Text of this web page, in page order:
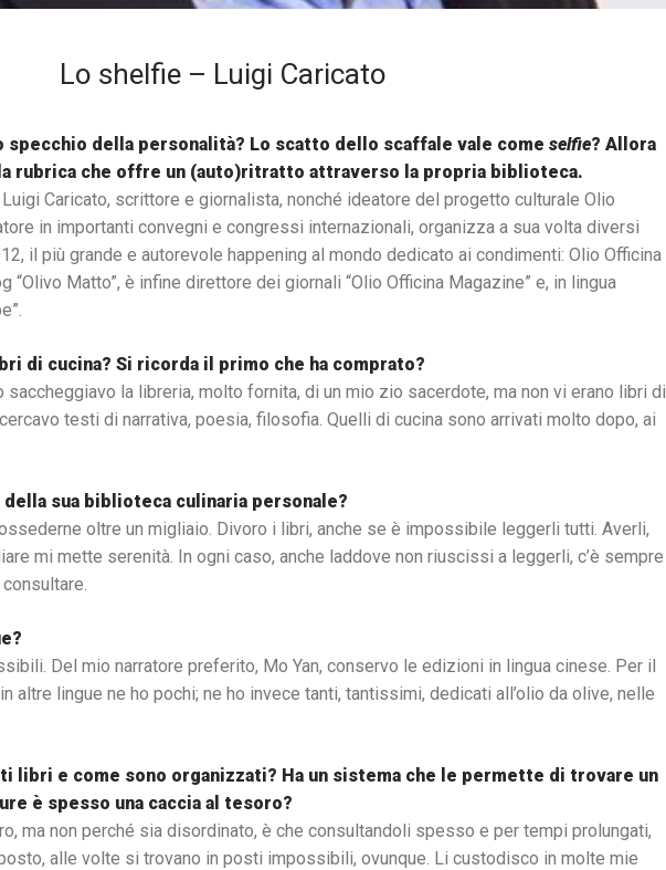
Lo shelfie – Luigi Caricato
specchio della personalità? Lo scatto dello scaffale vale come selfie? Allora
rubrica che offre un (auto)ritratto attraverso la propria biblioteca.
Caricato, scrittore e giornalista, nonché ideatore del progetto culturale Olio
in importanti convegni e congressi internazionali, organizza a sua volta diversi
il più grande e autorevole happening al mondo dedicato ai condimenti: Olio Officina
“Olivo Matto”, è infine direttore dei giornali “Olio Officina Magazine” e, in lingua
di cucina? Si ricorda il primo che ha comprato?
saccheggiavo la libreria, molto fornita, di un mio zio sacerdote, ma non vi erano libri di
testi di narrativa, poesia, filosofia. Quelli di cucina sono arrivati molto dopo, ai
sua biblioteca culinaria personale?
oltre un migliaio. Divoro i libri, anche se è impossibile leggerli tutti. Averli,
mi mette serenità. In ogni caso, anche laddove non riuscissi a leggerli, c’è sempre
Del mio narratore preferito, Mo Yan, conservo le edizioni in lingua cinese. Per il
altre lingue ne ho pochi; ne ho invece tanti, tantissimi, dedicati all’olio da olive, nelle
libri e come sono organizzati? Ha un sistema che le permette di trovare un
è spesso una caccia al tesoro?
ma non perché sia disordinato, è che consultandoli spesso e per tempi prolungati,
alle volte si trovano in posti impossibili, ovunque. Li custodisco in molte mie